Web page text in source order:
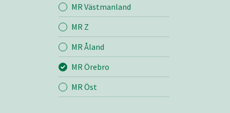
MR Västmanland
MR Z
MR Åland
MR Örebro
MR Öst